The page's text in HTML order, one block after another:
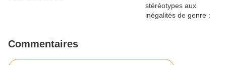
Commentaires